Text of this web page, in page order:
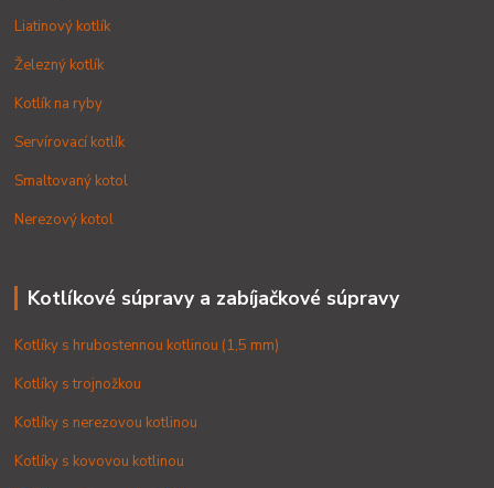
Liatinový kotlík
Železný kotlík
Kotlík na ryby
Servírovací kotlík
Smaltovaný kotol
Nerezový kotol
Kotlíkové súpravy a zabíjačkové súpravy
Kotlíky s hrubostennou kotlinou (1,5 mm)
Kotlíky s trojnožkou
Kotlíky s nerezovou kotlinou
Kotlíky s kovovou kotlinou